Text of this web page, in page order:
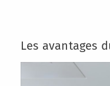
Les avantages